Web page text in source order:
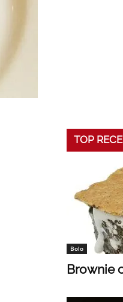
TOP
Bolo
Brownie